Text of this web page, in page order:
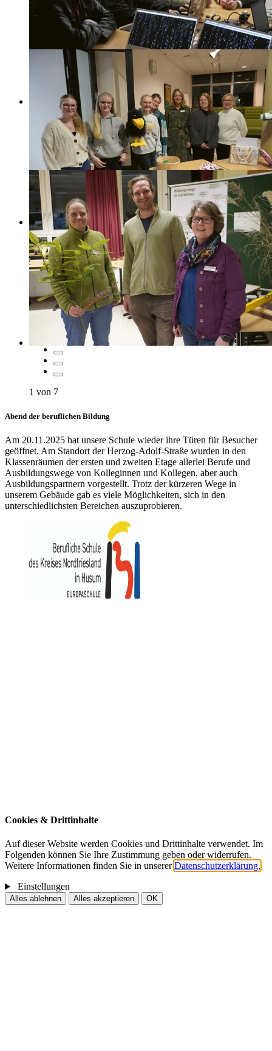
1 von 7
Abend der beruflichen Bildung
Am 20.11.2025 hat unsere Schule wieder ihre Türen für Besucher
geöffnet. Am Standort der Herzog-Adolf-Straße wurden in den
Klassenräumen der ersten und zweiten Etage allerlei Berufe und
Ausbildungswege von Kolleginnen und Kollegen, aber auch
Ausbildungspartnern vorgestellt. Trotz der kürzeren Wege in
unserem Gebäude gab es viele Möglichkeiten, sich in den
unterschiedlichsten Bereichen auszuprobieren.
Cookies & Drittinhalte
Auf dieser Website werden Cookies und Drittinhalte verwendet. Im
Folgenden können Sie Ihre Zustimmung geben oder widerrufen.
Weitere Informationen finden Sie in unsererDatenschutzerklärung.
Einstellungen
Alles ablehnen Alles akzeptieren OK